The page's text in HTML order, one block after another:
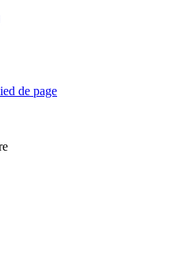
de page